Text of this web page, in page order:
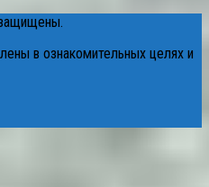
в ознакомительных целях и